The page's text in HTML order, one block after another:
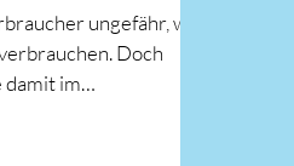
ungefähr, wie
Doch
damit im